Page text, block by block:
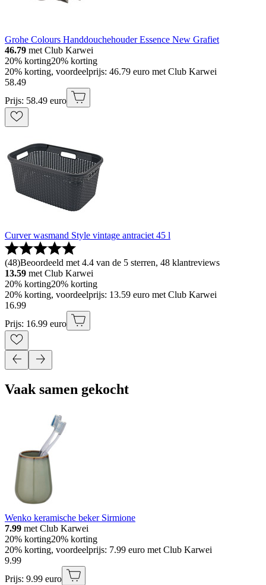
Grohe Colours Handdouchehouder Essence New Grafiet
46.79 met Club Karwei
20% korting20% korting
20% korting, voordeelprijs: 46.79 euro met Club Karwei
58.49
Prijs: 58.49 euro
Curver wasmand Style vintage antraciet 45 l
(48)Beoordeeld met 4.4 van de 5 sterren, 48 klantreviews
13.59 met Club Karwei
20% korting20% korting
20% korting, voordeelprijs: 13.59 euro met Club Karwei
16.99
Prijs: 16.99 euro
Vaak samen gekocht
Wenko keramische beker Sirmione
7.99 met Club Karwei
20% korting20% korting
20% korting, voordeelprijs: 7.99 euro met Club Karwei
9.99
Prijs: 9.99 euro